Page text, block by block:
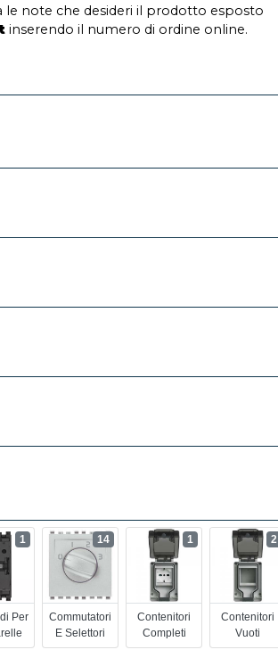
le note che desideri il prodotto esposto
inserendo il numero di ordine online.
Per
1
Commutatori
E Selettori
14
Contenitori
Completi
1
Contenitori
Vuoti
2